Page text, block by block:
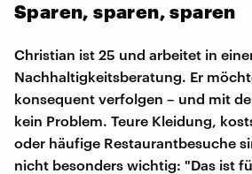
Sparen, sparen, sparen
Christian ist 25 und arbeitet in
Nachhaltigkeitsberatung. Er
konsequent verfolgen – und mit
kein Problem. Teure Kleidung,
oder häufige Restaurantbesuche
nicht besonders wichtig: "Das ist